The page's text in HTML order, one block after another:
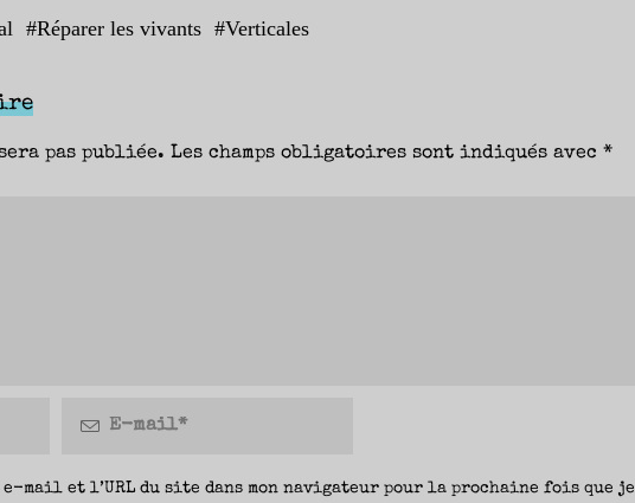
#Réparer les vivants #Verticales
pas publiée. Les champs obligatoires sont indiqués avec *
e-mail et l’URL du site dans mon navigateur pour la prochaine fois que je